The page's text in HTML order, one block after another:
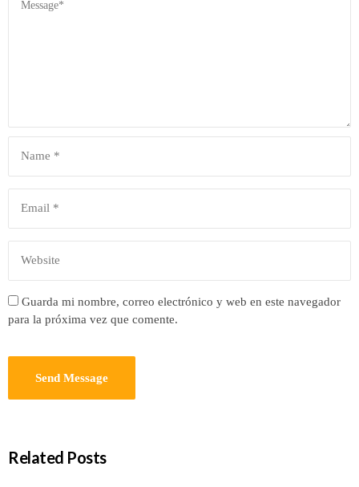
Guarda mi nombre, correo electrónico y web en este navegador
para la próxima vez que comente.
Related Posts